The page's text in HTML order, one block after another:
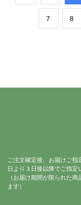
​7 ​8
ご注文確定後、お届けご
日より３日後以降でご指定
（お届け期間が限られた
ます）